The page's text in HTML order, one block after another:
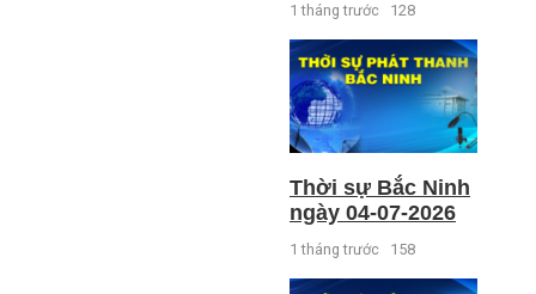
1 tháng trước 128
Thời sự Bắc Ninh
ngày 04-07-2026
1 tháng trước 158